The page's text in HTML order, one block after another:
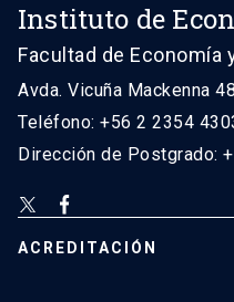
Instituto de
Facultad de Economía
Avda. Vicuña Mackenna
Teléfono: +56 2 2354
Dirección de Postgrado:
ACREDITACIÓN